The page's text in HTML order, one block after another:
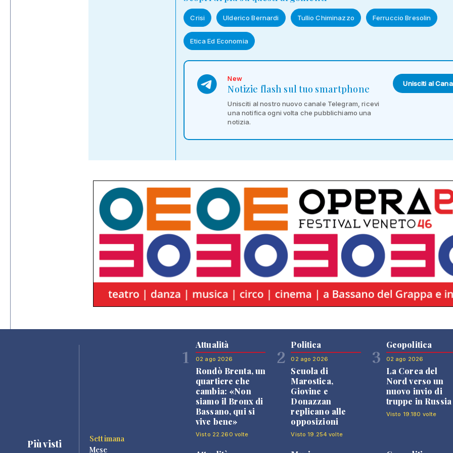
Crisi Ulderico Bernardi Tullio Chiminazzo Ferruccio Bresolin
Etica Ed Economia
New
Notizie flash sul tuo smartphone
Unisciti al nostro nuovo canale Telegram, ricevi
una notifica ogni volta che pubblichiamo una
notizia.
Unisciti al
Più visti
Settimana
Mese
1
Attualità
02 ago 2026
Rondò Brenta, un
quartiere che
cambia: «Non
siamo il Bronx di
Bassano, qui si
vive bene»
Visto 22.260 volte
2
Politica
02 ago 2026
Scuola di
Marostica,
Giovine e
Donazzan
replicano alle
opposizioni
Visto 19.254 volte
3
Geopolitica
02 ago 2026
La Corea del
Nord verso un
nuovo invio di
truppe in Russia
Visto 19.180 volte